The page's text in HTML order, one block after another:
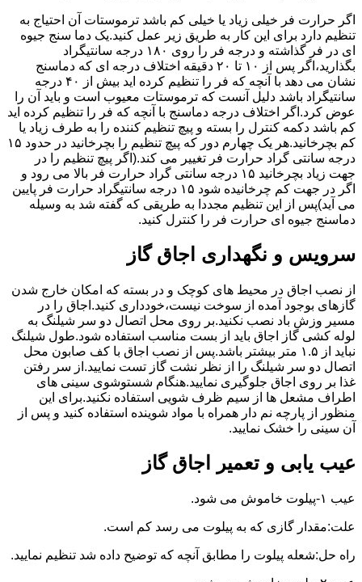
اگر حرارت فر خیلی زیاد یا خیلی کم باشد ترموستات آن احتیاج به
تنظیم دارد برای این کار به طریق زیر عمل کنید.یک دما سنج جیوه
ای در فر گذاشته و درجه فر را روی ۱۸۰ درجه سانتیگراد
بگذارید،اگر پس از ۱۰ تا ۲۰ دقیقه اختلاف درجه ای که دماسنج
نشان می دهد با آنچه که فر را تنظیم کرده اید بیش از ۴۰ درجه
سانتیگراد باشد دلیل آنست که ترموستات معیوب است و باید آن را
عوض کرد.اگر اختلاف درجه دماسنج با آنچه که فر را تنظیم کرده اید
کم باشد دکمه کنترل را بسته و پیچ تنظیم کننده را به طرف زیاد یا
کم بچرخانید.هر یک چهارم دور که پیچ تنظیم را بچرخانید در حدود ۱۵
درجه سانتی گراد حرارت فر تغییر می کند.(اگر پیچ تنظیم را در
جهت زیاد بچرخانید ۱۵ درجه سانتی گراد حرارت فر بالا می رود و
اگر در جهت کم چرخانیده شود ۱۵ درجه سانتیگراد حرارت فر پایین
می آید)پس از این تنظیم مجددا به طریقی که گفته شد به وسیله
دماسنج جیوه ای حرارت فر را کنترل کنید.
سرویس و نگهداری اجاق گاز
از نصب اجاق در محیط های کوچک و در بسته که امکان خارج شدن
گازهای بوجود آمده از سوخت نیست،خودداری کنید.اجاق را در
مسیر وزش باد نصب نکنید.بر روی محل اتصال دو سر شیلنگ به
لوله کشی گاز اجاق باید از بست مناسب استفاده شود.طول شیلنگ
نباید از ۱.۵ متر بیشتر باشد.پس از نصب اجاق با کف صابون محل
اتصال دو سر شیلنگ را از نظر نشت گاز تست نمایید.از سر رفتن
غذا بر روی اجاق جلوگیری نمایید.هنگام شستوشوی سینی های
اطراف مشعل ها از سیم ظرف شویی استفاده نکنید.برای این
منظور از پارچه نم دار همراه با مواد شوینده استفاده کنید و پس از
آن سینی را خشک نمایید.
عیب یابی و تعمیر اجاق گاز
عیب ۱-پیلوت خاموش می شود.
علت:مقدار گازی که به پیلوت می رسد کم است.
راه حل:شعله پیلوت را مطابق آنچه که توضیح داده شد تنظیم نمایید.